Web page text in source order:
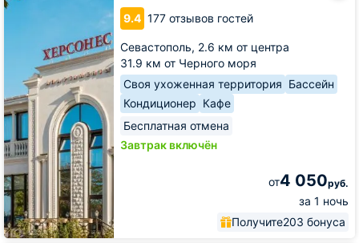
9.4 177 отзывов гостей
Севастополь, 2.6 км от центра
31.9 км от Черного моря
Своя ухоженная территория Бассейн
Кондиционер Кафе
Бесплатная отмена
Завтрак включён
от4 050руб.
за 1 ночь
Получите203 бонуса
Херсонес